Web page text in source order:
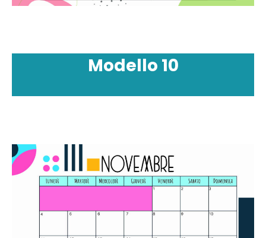
Modello 10